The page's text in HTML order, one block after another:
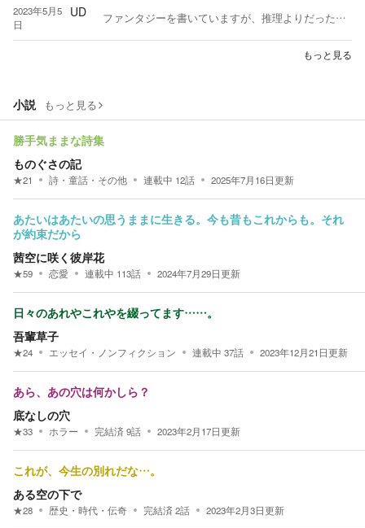
2023年5月5
日
UD ファンタジーを書いていますが、推理よりだったりコメディよりだったりしていきたいなと思ってます。 読みやすく、少し笑った、と言っていただければいうことはありません。 そりゃあね、できる事なら書籍化したい！ できるだけ多くの作家様の作品を読ませていただいて繋がっていけたらなと思います。 日々のつぶやきは近況ノートで（食べ物のことしか載せてないじゃないか） Twitterでも宣伝してたりします。そちらもぜひ繋がってください。 よろしくお願いします。
もっと見る
小説 もっと見る
勝手気ままな詩集
ものぐさの記
★21 詩・童話・その他 連載中 12話 2025年7月16日更新
あたいはあたいの思うままに生きる。今も昔もこれからも。それ
が約束だから
茜空に咲く彼岸花
★59 恋愛 連載中 113話 2024年7月29日更新
日々のあれやこれやを綴ってます……。
吾輩草子
★24 エッセイ・ノンフィクション 連載中 37話 2023年12月21日更新
あら、あの穴は何かしら？
底なしの穴
★33 ホラー 完結済9話 2023年2月17日更新
これが、今生の別れだな…。
ある空の下で
★28 歴史・時代・伝奇 完結済2話 2023年2月3日更新